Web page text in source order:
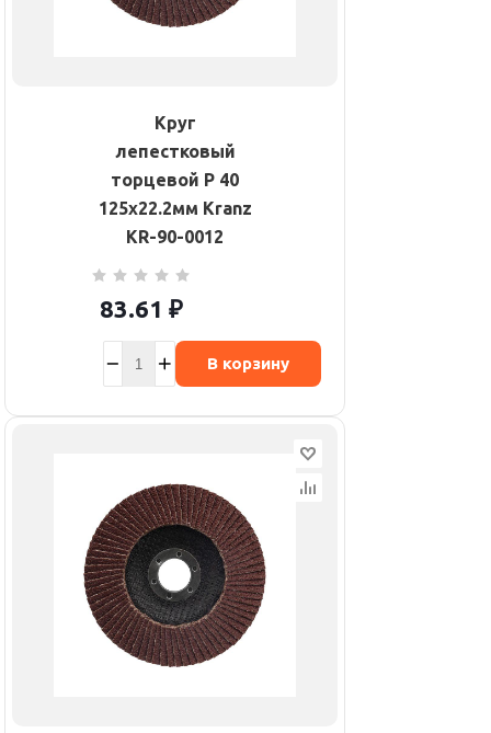
Круг
лепестковый
торцевой P 40
125х22.2мм Kranz
KR-90-0012
83.61 ₽
В корзину